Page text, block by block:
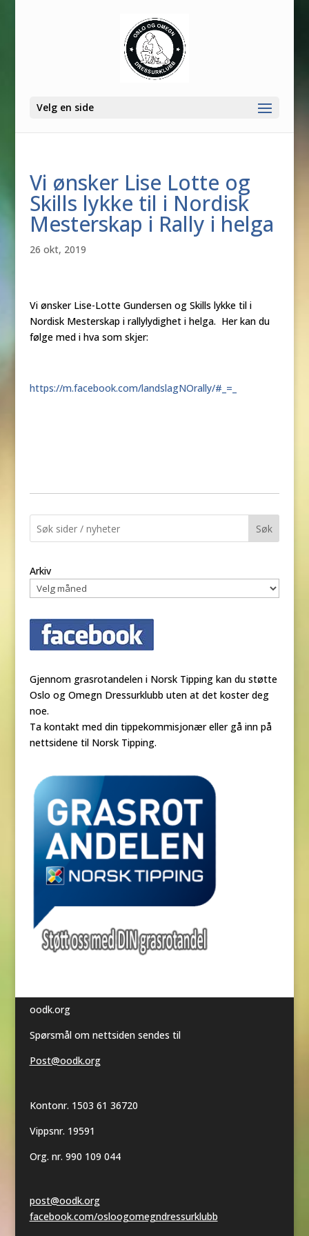
Velg en side
Vi ønsker Lise Lotte og
Skills lykke til i Nordisk
Mesterskap i Rally i helga
26 okt, 2019
Vi ønsker Lise-Lotte Gundersen og Skills lykke til i
Nordisk Mesterskap i rallylydighet i helga. Her kan du
følge med i hva som skjer:
https://m.facebook.com/landslagNOrally/#_=_
Søk
Arkiv
Gjennom grasrotandelen i Norsk Tipping kan du støtte
Oslo og Omegn Dressurklubb uten at det koster deg
noe.
Ta kontakt med din tippekommisjonær eller gå inn på
nettsidene til Norsk Tipping.
oodk.org
Spørsmål om nettsiden sendes til
Post@oodk.org
Kontonr. 1503 61 36720
Vippsnr. 19591
Org. nr. 990 109 044
post@oodk.org
facebook.com/osloogomegndressurklubb